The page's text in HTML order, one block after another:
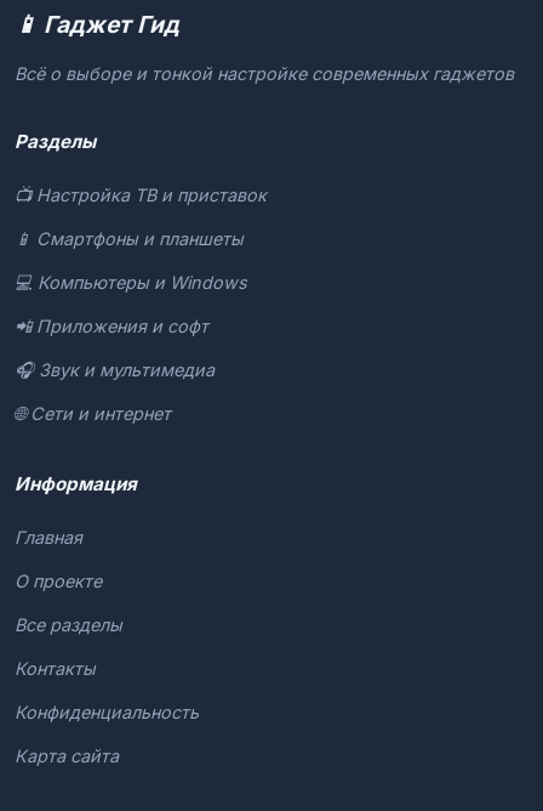
📱 Гаджет Гид
Всё о выборе и тонкой настройке современных гаджетов
Разделы
📺 Настройка ТВ и приставок
📱 Смартфоны и планшеты
💻 Компьютеры и Windows
📲 Приложения и софт
🎧 Звук и мультимедиа
🌐 Сети и интернет
Информация
Главная
О проекте
Все разделы
Контакты
Конфиденциальность
Карта сайта